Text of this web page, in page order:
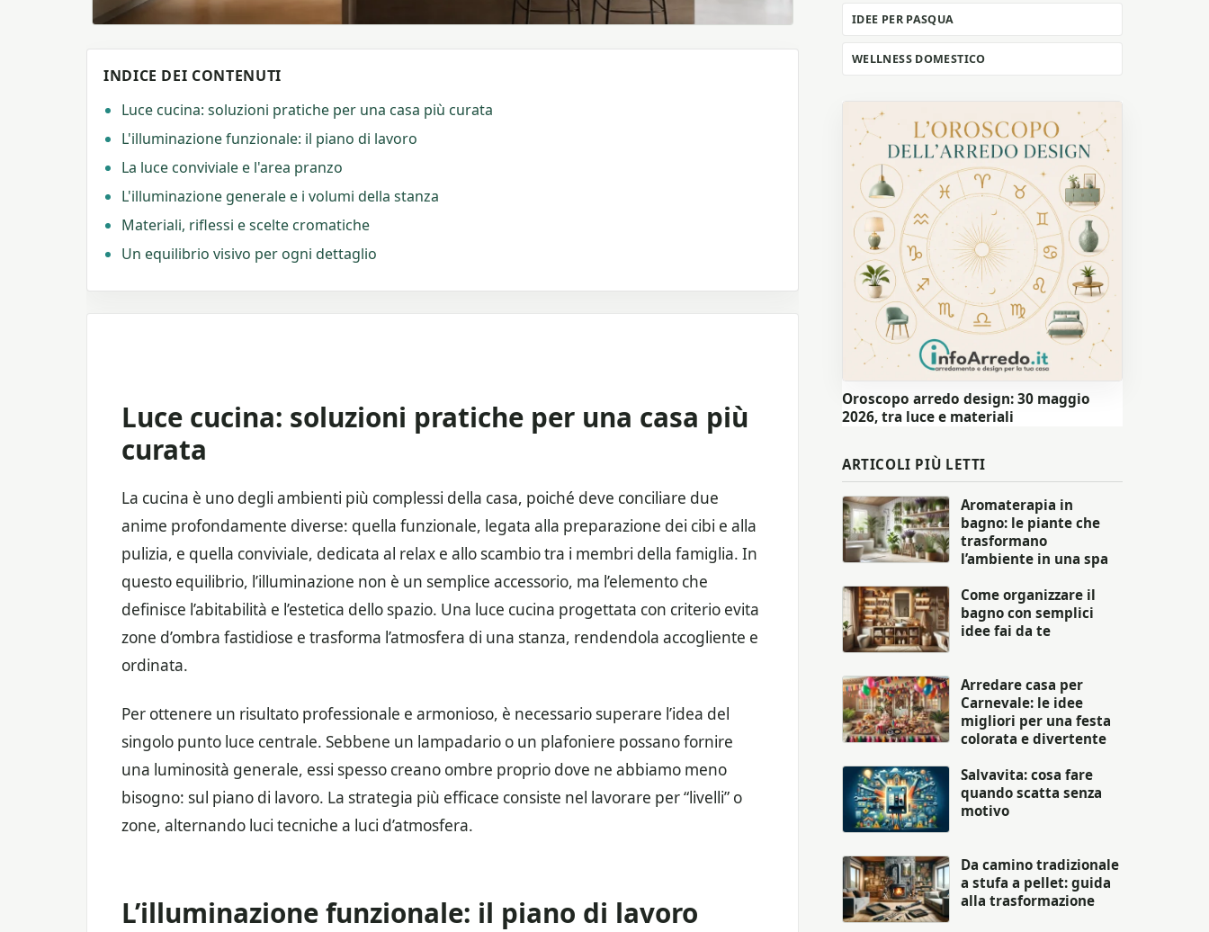
INDICE DEI CONTENUTI
Luce cucina: soluzioni pratiche per una casa più curata
L'illuminazione funzionale: il piano di lavoro
La luce conviviale e l'area pranzo
L'illuminazione generale e i volumi della stanza
Materiali, riflessi e scelte cromatiche
Un equilibrio visivo per ogni dettaglio
Luce cucina: soluzioni pratiche per una casa più
curata
La cucina è uno degli ambienti più complessi della casa, poiché deve conciliare due
anime profondamente diverse: quella funzionale, legata alla preparazione dei cibi e alla
pulizia, e quella conviviale, dedicata al relax e allo scambio tra i membri della famiglia. In
questo equilibrio, l’illuminazione non è un semplice accessorio, ma l’elemento che
definisce l’abitabilità e l’estetica dello spazio. Una luce cucina progettata con criterio evita
zone d’ombra fastidiose e trasforma l’atmosfera di una stanza, rendendola accogliente e
ordinata.
Per ottenere un risultato professionale e armonioso, è necessario superare l’idea del
singolo punto luce centrale. Sebbene un lampadario o un plafoniere possano fornire
una luminosità generale, essi spesso creano ombre proprio dove ne abbiamo meno
bisogno: sul piano di lavoro. La strategia più efficace consiste nel lavorare per “livelli” o
zone, alternando luci tecniche a luci d’atmosfera.
L’illuminazione funzionale: il piano di lavoro
IDEE PER PASQUA
WELLNESS DOMESTICO
Oroscopo arredo design: 30 maggio
2026, tra luce e materiali
ARTICOLI PIÙ LETTI
Aromaterapia in
bagno: le piante che
trasformano
l’ambiente in una spa
Come organizzare il
bagno con semplici
idee fai da te
Arredare casa per
Carnevale: le idee
migliori per una festa
colorata e divertente
Salvavita: cosa fare
quando scatta senza
motivo
Da camino tradizionale
a stufa a pellet: guida
alla trasformazione